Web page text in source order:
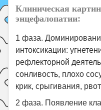
Клиническая
энцефалопатии:
1 фаза.
интоксикации:
рефлекторной
сонливость, плохо
крик, срыгивания,
2 фаза. Появление